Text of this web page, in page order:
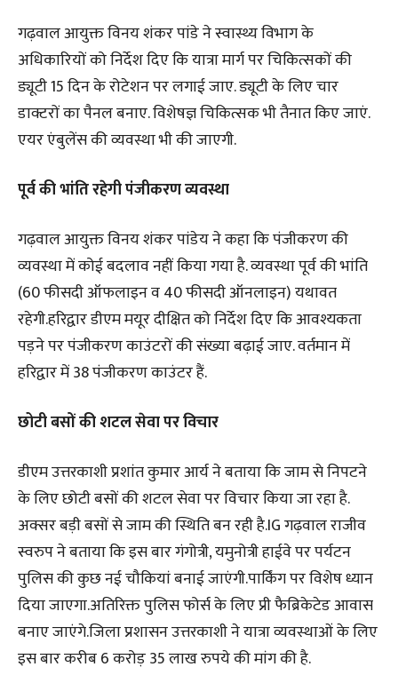
गढ़वाल आयुक्त विनय शंकर पांडे ने स्वास्थ्य विभाग के
अधिकारियों को निर्देश दिए कि यात्रा मार्ग पर चिकित्सकों की
ड्यूटी 15 दिन के रोटेशन पर लगाई जाए. ड्यूटी के लिए चार
डाक्टरों का पैनल बनाए. विशेषज्ञ चिकित्सक भी तैनात किए जाएं.
एयर एंबुलेंस की व्यवस्था भी की जाएगी.
पूर्व की भांति रहेगी पंजीकरण व्यवस्था
गढ़वाल आयुक्त विनय शंकर पांडेय ने कहा कि पंजीकरण की
व्यवस्था में कोई बदलाव नहीं किया गया है. व्यवस्था पूर्व की भांति
(60 फीसदी ऑफलाइन व 40 फीसदी ऑनलाइन) यथावत
रहेगी.हरिद्वार डीएम मयूर दीक्षित को निर्देश दिए कि आवश्यकता
पड़ने पर पंजीकरण काउंटरों की संख्या बढ़ाई जाए. वर्तमान में
हरिद्वार में 38 पंजीकरण काउंटर हैं.
छोटी बसों की शटल सेवा पर विचार
डीएम उत्तरकाशी प्रशांत कुमार आर्य ने बताया कि जाम से निपटने
के लिए छोटी बसों की शटल सेवा पर विचार किया जा रहा है.
अक्सर बड़ी बसों से जाम की स्थिति बन रही है.IG गढ़वाल राजीव
स्वरुप ने बताया कि इस बार गंगोत्री, यमुनोत्री हाईवे पर पर्यटन
पुलिस की कुछ नई चौकियां बनाई जाएंगी.पार्किंग पर विशेष ध्यान
दिया जाएगा.अतिरिक्त पुलिस फोर्स के लिए प्री फैब्रिकेटेड आवास
बनाए जाएंगे.जिला प्रशासन उत्तरकाशी ने यात्रा व्यवस्थाओं के लिए
इस बार करीब 6 करोड़ 35 लाख रुपये की मांग की है.